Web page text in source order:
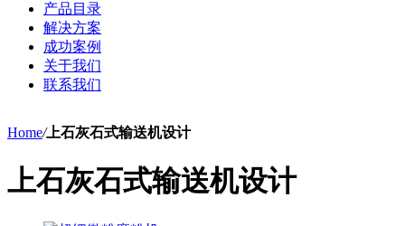
产品目录
解决方案
成功案例
关于我们
联系我们
Home/上石灰石式输送机设计
上石灰石式输送机设计